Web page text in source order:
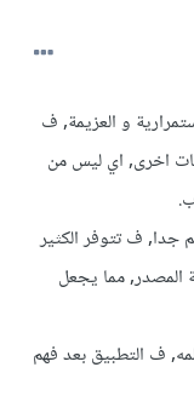
و العزيمة, ف
اخرى, اي ليس من
جدا, ف تتوفر الكثير
المصدر, مما يجعل
ف التطبيق بعد فهم